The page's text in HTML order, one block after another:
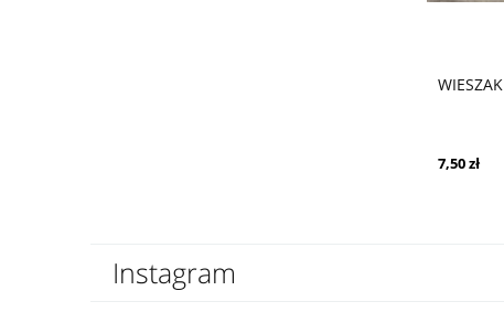
WIESZAK
7,50 zł
Instagram